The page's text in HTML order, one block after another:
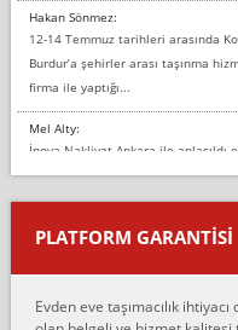
Hakan Sönmez:
12-14 Temmuz tarihleri arasında
Burdur’a şehirler arası taşınma
firma ile yaptığı...
Mel Alty:
İnova Nakliyat Ankara ile anlaşıldı
Salon duvarına bir baktım birisi
yapıştırm...
Murat:
çalıştıklarını, müş...
PLATFORM GARANTİSİ
Evden eve taşımacılık